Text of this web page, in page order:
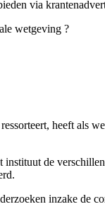
via
wetgeving ?
heeft als
de
inzake de